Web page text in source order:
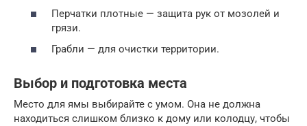
Перчатки плотные — защита рук от мозолей и
грязи.
Грабли — для очистки территории.
Выбор и подготовка места
Место для ямы выбирайте с умом. Она не должна
находиться слишком близко к дому или колодцу, чтобы